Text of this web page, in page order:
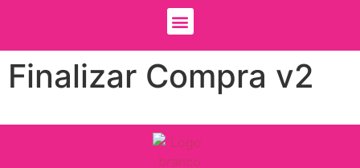
Finalizar Compra v2